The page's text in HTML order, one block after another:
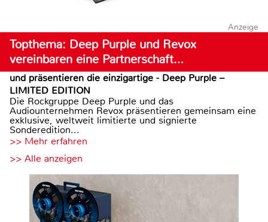
Anzeige
Topthema: Deep Purple und Revox
vereinbaren eine Partnerschaft…
und präsentieren die einzigartige - Deep Purple –
LIMITED EDITION
Die Rockgruppe Deep Purple und das
Audiounternehmen Revox präsentieren gemeinsam eine
exklusive, weltweit limitierte und signierte
Sonderedition...
>> Mehr erfahren
>> Alle anzeigen